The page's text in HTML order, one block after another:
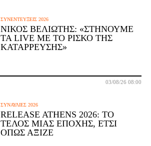
ΣΥΝΕΝΤΕΎΞΕΙΣ 2026
ΝΊΚΟΣ ΒΕΛΙΏΤΗΣ: «ΣΤΉΝΟΥΜΕ
ΤΑ LIVE ΜΕ ΤΟ ΡΊΣΚΟ ΤΗΣ
ΚΑΤΆΡΡΕΥΣΗΣ»
03/08/26 08:00
ΣΥΝΑΥΛΊΕΣ 2026
RELEASE ATHENS 2026: ΤΟ
ΤΈΛΟΣ ΜΙΑΣ ΕΠΟΧΉΣ, ΈΤΣΙ
ΌΠΩΣ ΆΞΙΖΕ